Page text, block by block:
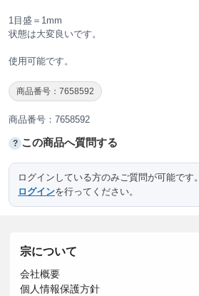
1目盛＝1mm
状態は大変良いです。
使用可能です。
商品番号：7658592
商品番号：7658592
? この商品へ質問する
ログインしている方のみご質問が可能です。
ログインを行ってください。
宗について
会社概要
個人情報保護方針